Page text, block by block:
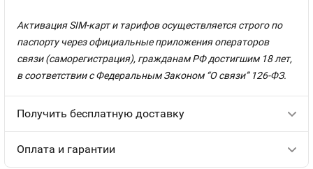
Активация SIM-карт и тарифов осуществляется строго по
паспорту через официальные приложения операторов
связи (саморегистрация), гражданам РФ достигшим 18 лет,
в соответствии с Федеральным Законом “О связи” 126-ФЗ.
Получить бесплатную доставку
Оплата и гарантии